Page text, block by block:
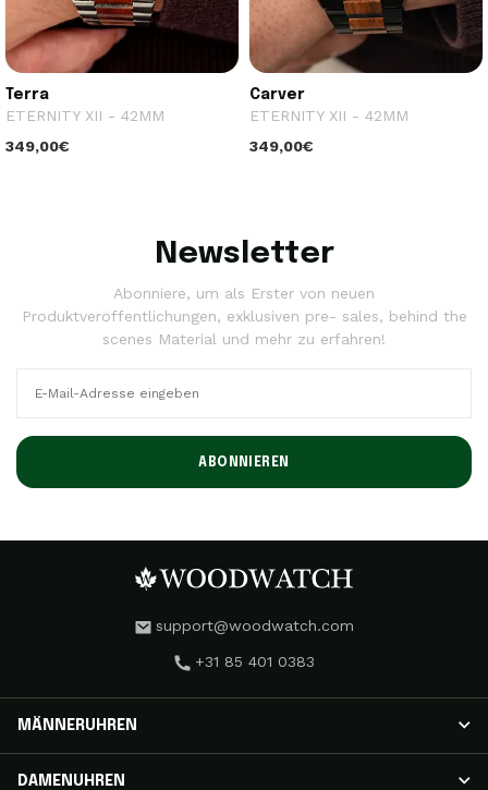
Terra
ETERNITY XII - 42MM
349,00€
Carver
ETERNITY XII - 42MM
349,00€
Newsletter
Abonniere, um als Erster von neuen
Produktveröffentlichungen, exklusiven pre- sales, behind the
scenes Material und mehr zu erfahren!
ABONNIEREN
support@woodwatch.com
+31 85 401 0383
MÄNNERUHREN
DAMENUHREN